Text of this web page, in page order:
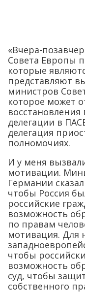
«Вчера-
Совета Европы
которые
представляют
министров
которое может
делегации в
делегация
полномочиях.
И у меня
мотивации.
Германии
чтобы Россия
российские
возможность
по правам
мотивация. Для
чтобы
возможность
суд, чтобы
собственного